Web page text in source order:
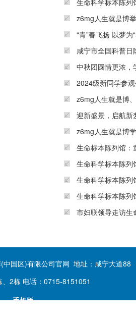
生命科学标本陈
z6mg人生就是博
“青”春飞扬 以梦
咸宁市全国科普
中秋团圆情更浓，
2024级新同学参
z6mg人生就是博
迎新盛景，启航新
z6mg人生就是博
生命标本陈列馆：
生命科学标本陈列
生命科学标本陈列
生命科学标本陈列
市妇联领导走访生
中国区)有限公司官网 地址：咸宁大道88
2栋 电话：0715-8151051
手机版